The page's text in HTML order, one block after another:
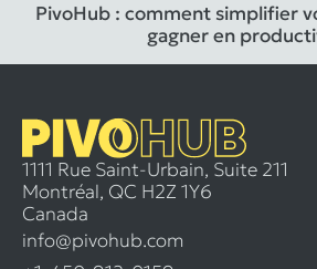
PivoHub : comment simplifier
gagner en
1111 Rue Saint-Urbain, Suite 211
Montréal, QC H2Z 1Y6
Canada
info@pivohub.com